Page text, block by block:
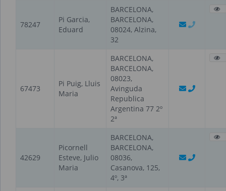
78247
Pi Garcia,
Eduard
BARCELONA,
BARCELONA,
08024, Alzina,
32
67473
Pi Puig, Lluis
Maria
BARCELONA,
BARCELONA,
08023,
Avinguda
Republica
Argentina 77 2º
2ª
42629
Picornell
Esteve, Julio
Maria
BARCELONA,
BARCELONA,
08036,
Casanova, 125,
4º, 3ª